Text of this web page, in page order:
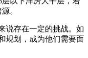
。
存在一定的挑战。如
规划，成为他们需要面